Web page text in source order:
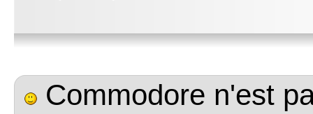
Commodore n'est